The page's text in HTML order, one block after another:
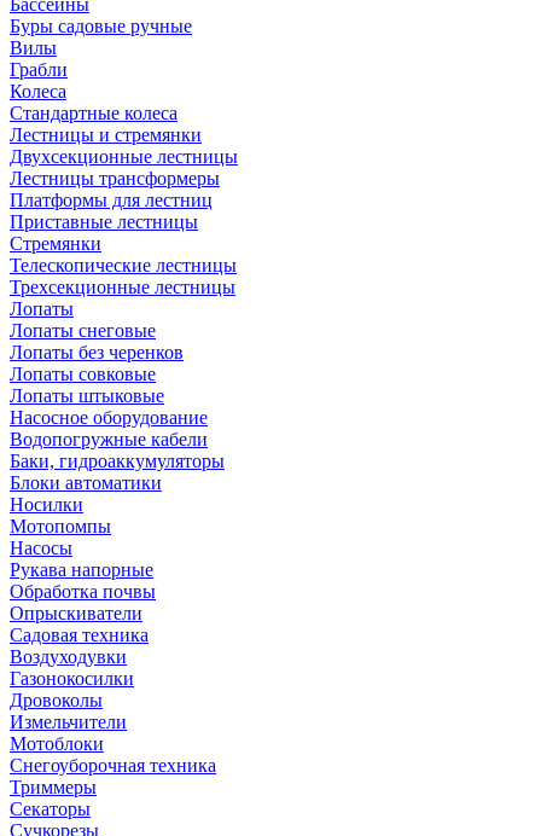
Бассейны
Буры садовые ручные
Вилы
Грабли
Колеса
Стандартные колеса
Лестницы и стремянки
Двухсекционные лестницы
Лестницы трансформеры
Платформы для лестниц
Приставные лестницы
Стремянки
Телескопические лестницы
Трехсекционные лестницы
Лопаты
Лопаты снеговые
Лопаты без черенков
Лопаты совковые
Лопаты штыковые
Насосное оборудование
Водопогружные кабели
Баки, гидроаккумуляторы
Блоки автоматики
Носилки
Мотопомпы
Насосы
Рукава напорные
Обработка почвы
Опрыскиватели
Садовая техника
Воздуходувки
Газонокосилки
Дровоколы
Измельчители
Мотоблоки
Снегоуборочная техника
Триммеры
Секаторы
Сучкорезы